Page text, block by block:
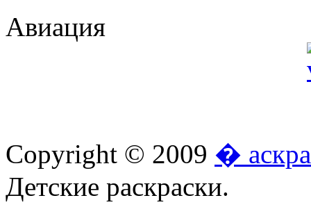
Авиация
Copyright © 2009 �
Детские раскраски.